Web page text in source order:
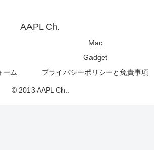
AAPL Ch.
Mac
Gadget
ーム
プライバシーポリシーと免責事項
© 2013 AAPL Ch..